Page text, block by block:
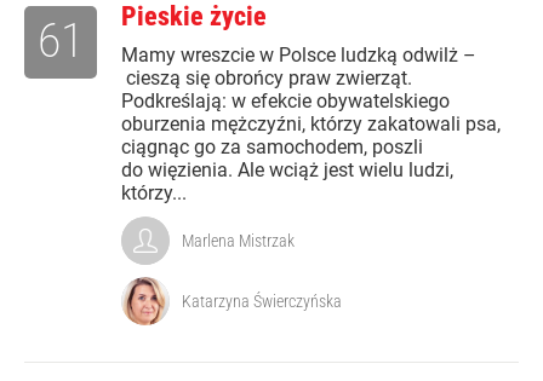
Pieskie życie
Mamy wreszcie w Polsce ludzką odwilż –
cieszą się obrońcy praw zwierząt.
Podkreślają: w efekcie obywatelskiego
oburzenia mężczyźni, którzy zakatowali psa,
ciągnąc go za samochodem, poszli
do więzienia. Ale wciąż jest wielu ludzi,
którzy...
61
Marlena Mistrzak
Katarzyna Świerczyńska